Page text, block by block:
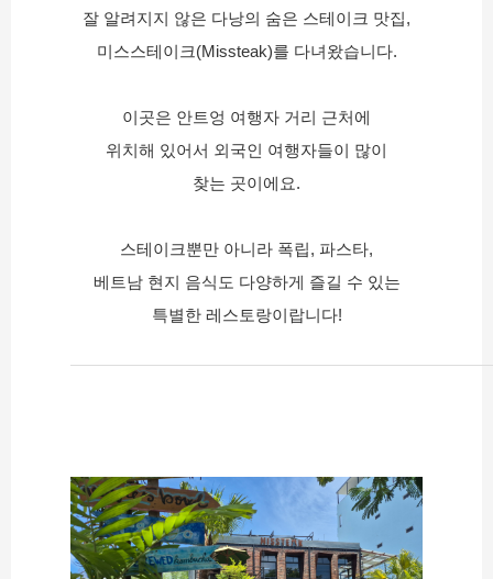
잘 알려지지 않은 다낭의 숨은 스테이크 맛집,
미스스테이크(Missteak)를 다녀왔습니다.
이곳은 안트엉 여행자 거리 근처에
위치해 있어서 외국인 여행자들이 많이
찾는 곳이에요.
스테이크뿐만 아니라 폭립, 파스타,
베트남 현지 음식도 다양하게 즐길 수 있는
특별한 레스토랑이랍니다!